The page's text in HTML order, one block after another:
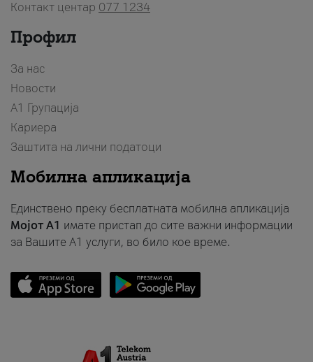
Контакт центар 077 1234
Профил
За нас
Новости
А1 Групација
Кариера
Заштита на лични податоци
Мобилна апликација
Единствено преку бесплатната мобилна апликација
Мојот A1 имате пристап до сите важни информации
за Вашите A1 услуги, во било кое време.